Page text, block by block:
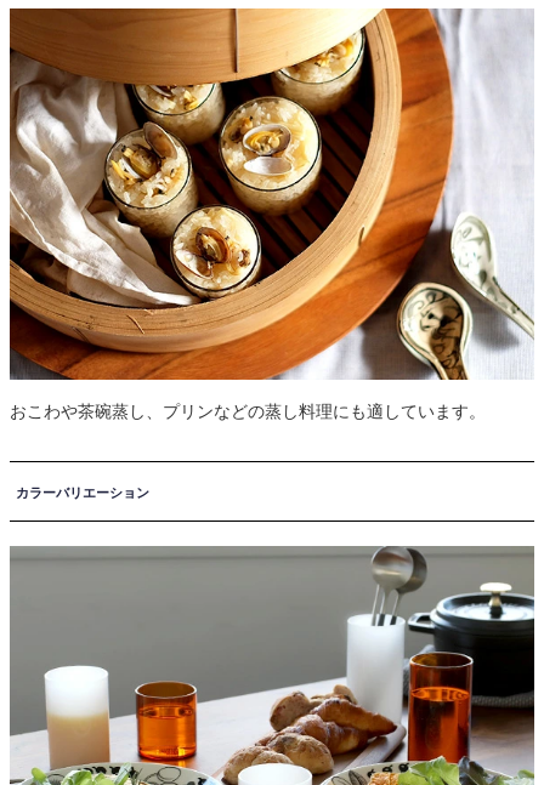
おこわや茶碗蒸し、プリンなどの蒸し料理にも適しています。
カラーバリエーション